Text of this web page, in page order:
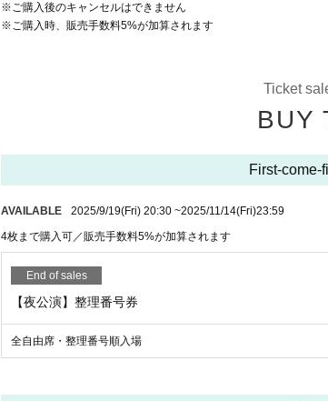
■ Chapter IV : Short Skit（寸劇）
「死ぬほど行きたくないパーティー」 (Party you
昼公演 9/19（金）20:00~ 昼公演のチケット購入はThis
チケット購入は本ページ
※ご購入後のキャンセルはできません
※ご購入時、販売手数料5%が加算されます
Ticket
BUY
First-come-
AVAILABLE 2025/9/19(Fri) 20:30 ~2025/11/14(Fri)23:59
4枚まで購入可／販売手数料5%が加算されます
End of sales
【夜公演】整理番号券
全自由席・整理番号順入場